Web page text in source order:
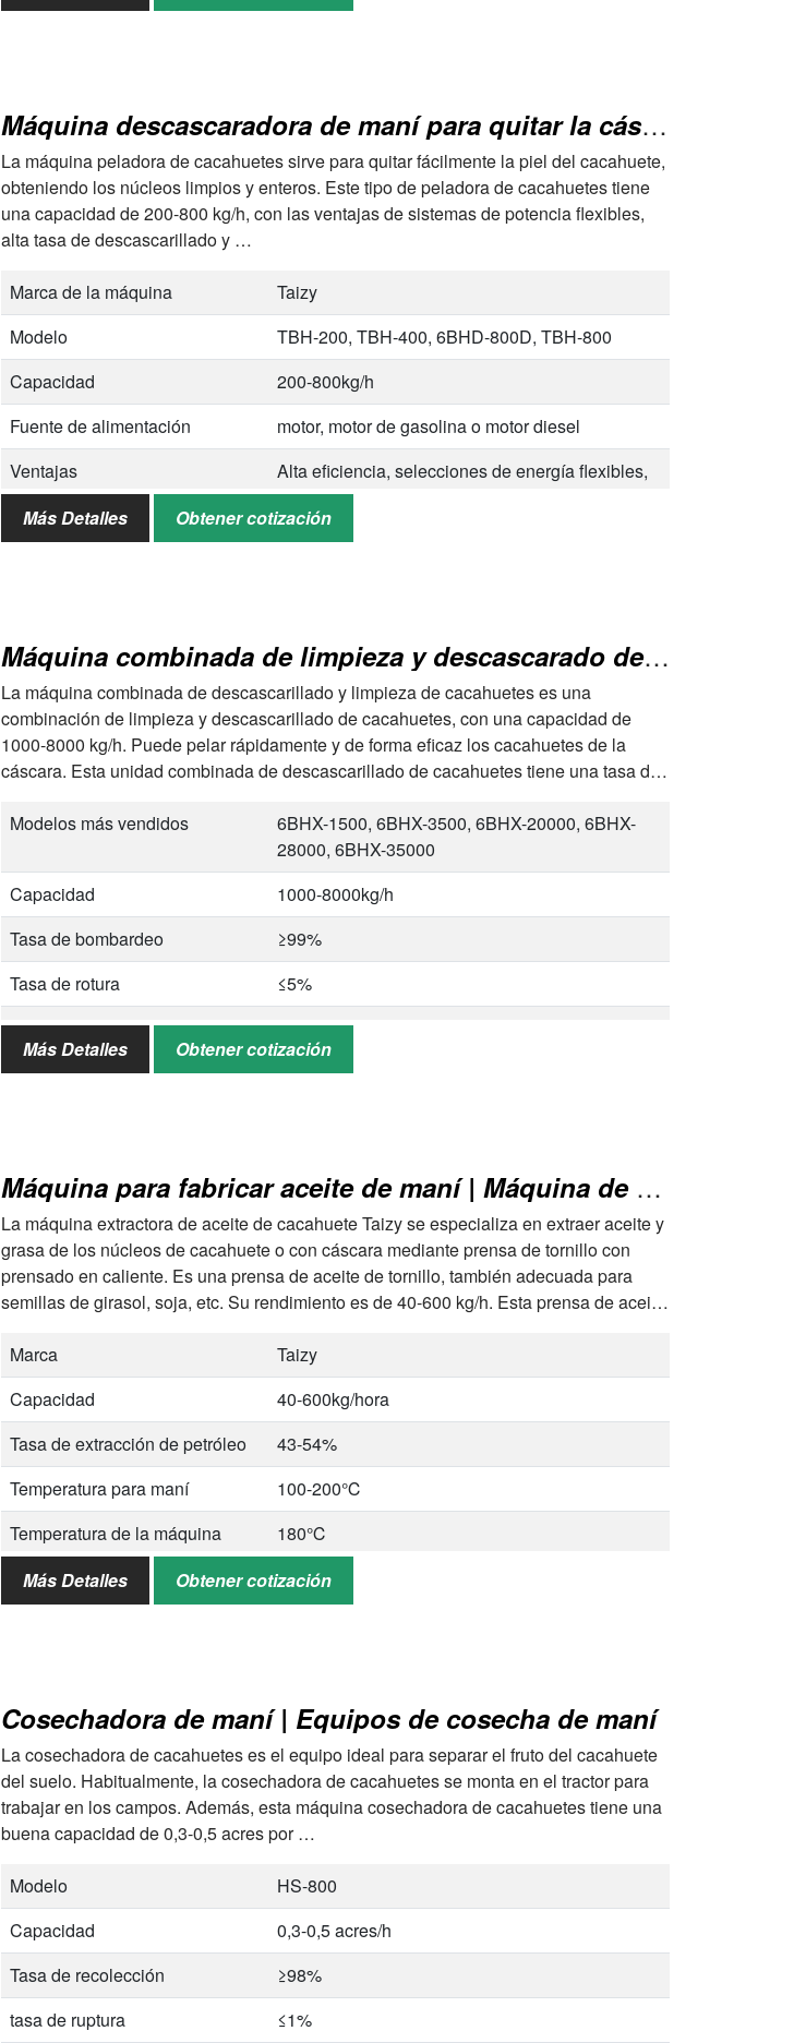
Máquina descascaradora de maní para quitar la cáscara de maní
La máquina peladora de cacahuetes sirve para quitar fácilmente la piel del cacahuete,
obteniendo los núcleos limpios y enteros. Este tipo de peladora de cacahuetes tiene
una capacidad de 200-800 kg/h, con las ventajas de sistemas de potencia flexibles,
alta tasa de descascarillado y …
Marca de la máquina
Taizy
Modelo
TBH-200, TBH-400, 6BHD-800D, TBH-800
Capacidad
200-800kg/h
Fuente de alimentación
motor, motor de gasolina o motor diesel
Ventajas
Alta eficiencia, selecciones de energía flexibles,
personalización
Servicio
Servicio postventa, orientación en línea, 24 horas
Más Detalles Obtener cotización
Máquina combinada de limpieza y descascarado de maní
La máquina combinada de descascarillado y limpieza de cacahuetes es una
combinación de limpieza y descascarillado de cacahuetes, con una capacidad de
1000-8000 kg/h. Puede pelar rápidamente y de forma eficaz los cacahuetes de la
cáscara. Esta unidad combinada de descascarillado de cacahuetes tiene una tasa de
Modelos más vendidos
6BHX-1500, 6BHX-3500, 6BHX-20000, 6BHX-
28000, 6BHX-35000
Capacidad
1000-8000kg/h
Tasa de bombardeo
≥99%
Tasa de rotura
≤5%
Tasa de pérdida
≤0,5%
Humedad
10%
Más Detalles Obtener cotización
Máquina para fabricar aceite de maní | Máquina de prensa de aceite de maní
La máquina extractora de aceite de cacahuete Taizy se especializa en extraer aceite y
grasa de los núcleos de cacahuete o con cáscara mediante prensa de tornillo con
prensado en caliente. Es una prensa de aceite de tornillo, también adecuada para
semillas de girasol, soja, etc. Su rendimiento es de 40-600 kg/h. Esta prensa de aceite
Marca
Taizy
Capacidad
40-600kg/hora
Tasa de extracción de petróleo
43-54%
Temperatura para maní
100-200℃
Temperatura de la máquina
180℃
Método de extracción de aceite
prensado en caliente
Más Detalles Obtener cotización
Cosechadora de maní | Equipos de cosecha de maní
La cosechadora de cacahuetes es el equipo ideal para separar el fruto del cacahuete
del suelo. Habitualmente, la cosechadora de cacahuetes se monta en el tractor para
trabajar en los campos. Además, esta máquina cosechadora de cacahuetes tiene una
buena capacidad de 0,3-0,5 acres por …
Modelo
HS-800
Capacidad
0,3-0,5 acres/h
Tasa de recolección
≥98%
tasa de ruptura
≤1%